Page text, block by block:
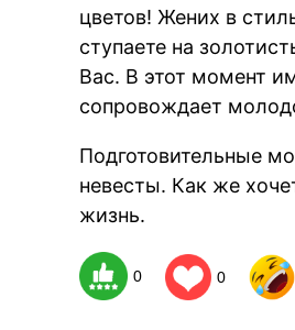
цветов! Жених в
ступаете на
Вас. В этот момент
сопровождает
Подготовительные
невесты. Как же
жизнь.
0 0